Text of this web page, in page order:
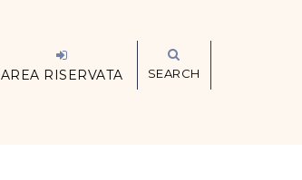
AREA RISERVATA SEARCH